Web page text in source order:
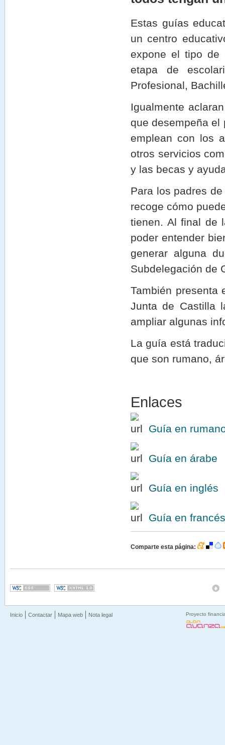
Estas guías
un centro
expone el tipo de
etapa de
Profesional,
Igualmente
que desempeña el
emplean con los
otros servicios
y las becas y
Para los padres
recoge cómo
tienen. Al final de
poder entender
generar alguna
Subdelegación de
También presenta
Junta de Castilla
ampliar algunas
La guía está
que son rumano,
Enlaces
Guía en
Guía en árabe
Guía en inglés
Guía en francés
Comparte esta página:
Inicio Contactar Mapa web Nota legal Proyecto